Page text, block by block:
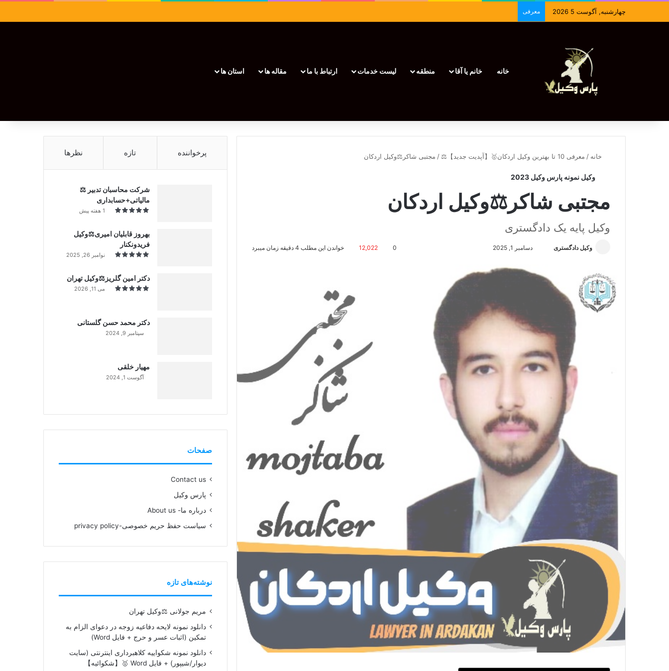
چهارشنبه, آگوست 5 2026 معرفی
خانه خانم یا آقا منطقه لیست خدمات ارتباط با ما مقاله ها استان ها
خانه / معرفی 10 تا بهترین وکیل اردکان🥇【آپدیت جدید】⚖️ / مجتبی شاکر⚖️وکیل اردکان
وکیل نمونه پارس وکیل 2023
مجتبی شاکر⚖️وکیل اردکان
وکیل پایه یک دادگستری
وکیل دادگستری
ا
م
ل
دسامبر 1, 2025 0
12,022 خواندن این مطلب 4 دقیقه زمان میبرد
پرخواننده تازه نظرها
شرکت محاسبان تدبیر ⚖️
مالیاتی+حسابداری
1 هفته پیش
بهروز قابلیان امیری⚖️وکیل
فریدونکنار
نوامبر 26, 2025
دکتر امین گلریز⚖️وکیل تهران
می 11, 2026
دکتر محمد حسن گلستانی
سپتامبر 9, 2024
مهیار خلقی
آگوست 1, 2024
صفحات
Contact us
پارس وکیل
درباره ما- About us
سیاست حفظ حریم خصوصی-privacy policy
نوشته‌های تازه
مریم جولانی ⚖️وکیل تهران
دانلود نمونه لایحه دفاعیه زوجه در دعوای الزام به
تمکین (اثبات عسر و حرج + فایل Word)
دانلود نمونه شکواییه کلاهبرداری اینترنتی (سایت
دیوار/شیپور) + فایل Word 🥇【شکوائیه】